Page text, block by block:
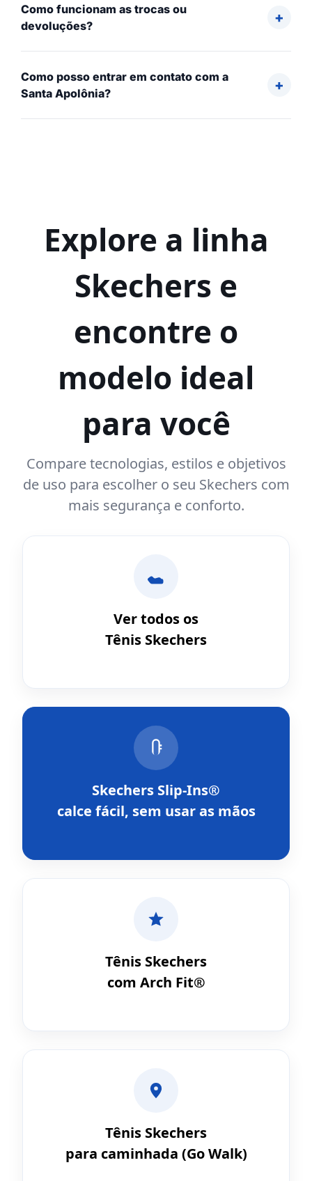
Como funcionam as trocas ou
devoluções?
Como posso entrar em contato com a
Santa Apolônia?
Explore a linha
Skechers e
encontre o
modelo ideal
para você
Compare tecnologias, estilos e objetivos
de uso para escolher o seu Skechers com
mais segurança e conforto.
Ver todos os
Tênis Skechers
Skechers Slip-Ins®
calce fácil, sem usar as mãos
Tênis Skechers
com Arch Fit®
Tênis Skechers
para caminhada (Go Walk)